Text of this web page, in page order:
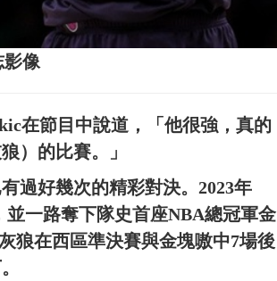
影像
在節目中說道，「他很強，真的
）的比賽。」
過好幾次的精彩對決。2023年
一路奪下隊史首座NBA總冠軍金
狼在西區準決賽與金塊嗷中7場後